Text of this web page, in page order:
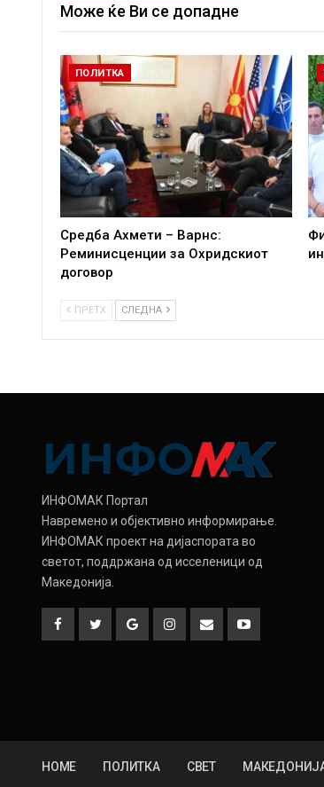
Може ќе Ви се допадне
ПОЛИТКА
Средба Ахмети – Варнс:
Реминисценции за Охридскиот
договор
ПРЕТХ СЛЕДНА
ИНФОМАК Портал
Навремено и објективно информирање.
ИНФОМАК проект на дијаспората во
светот, поддржана од исселеници од
Македонија.
HOME ПОЛИТКА СВЕТ